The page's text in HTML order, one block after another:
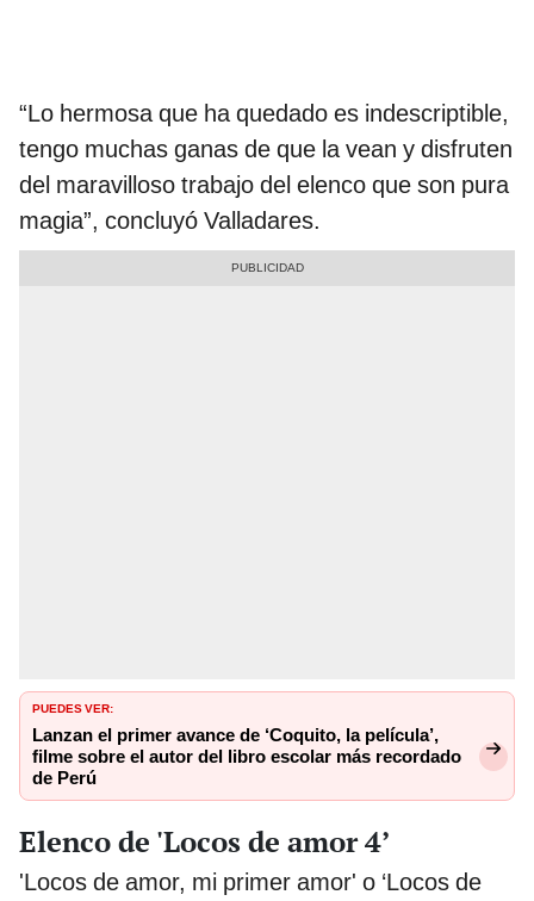
“Lo hermosa que ha quedado es indescriptible,
tengo muchas ganas de que la vean y disfruten
del maravilloso trabajo del elenco que son pura
magia”, concluyó Valladares.
PUEDES VER:
Lanzan el primer avance de ‘Coquito, la película’,
filme sobre el autor del libro escolar más recordado
de Perú
Elenco de 'Locos de amor 4’
'Locos de amor, mi primer amor' o ‘Locos de